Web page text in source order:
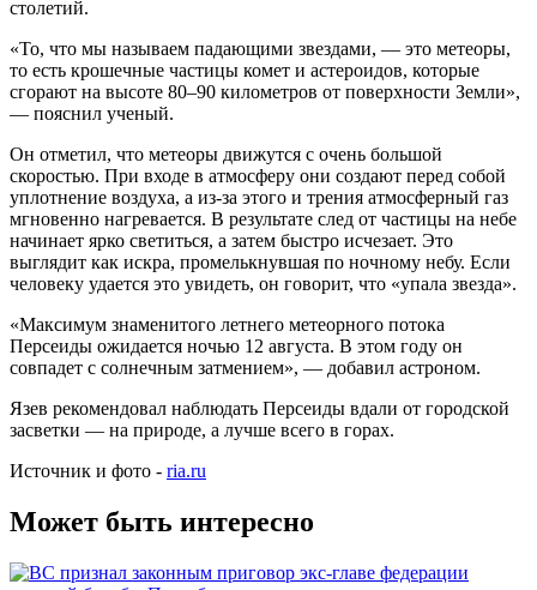
столетий.
«То, что мы называем падающими звездами, — это метеоры,
то есть крошечные частицы комет и астероидов, которые
сгорают на высоте 80–90 километров от поверхности Земли»,
— пояснил ученый.
Он отметил, что метеоры движутся с очень большой
скоростью. При входе в атмосферу они создают перед собой
уплотнение воздуха, а из-за этого и трения атмосферный газ
мгновенно нагревается. В результате след от частицы на небе
начинает ярко светиться, а затем быстро исчезает. Это
выглядит как искра, промелькнувшая по ночному небу. Если
человеку удается это увидеть, он говорит, что «упала звезда».
«Максимум знаменитого летнего метеорного потока
Персеиды ожидается ночью 12 августа. В этом году он
совпадет с солнечным затмением», — добавил астроном.
Язев рекомендовал наблюдать Персеиды вдали от городской
засветки — на природе, а лучше всего в горах.
Источник и фото - ria.ru
Может быть интересно